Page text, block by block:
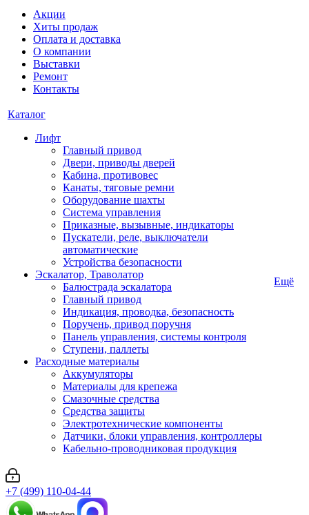
Акции
Хиты продаж
Оплата и доставка
О компании
Выставки
Ремонт
Контакты
Каталог
Лифт
Главный привод
Двери, приводы дверей
Кабина, противовес
Канаты, тяговые ремни
Оборудование шахты
Система управления
Приказные, вызывные, индикаторы
Пускатели, реле, выключатели
автоматические
Устройства безопасности
Эскалатор, Траволатор
Балюстрада эскалатора
Главный привод
Индикация, проводка, безопасность
Поручень, привод поручня
Панель управления, системы контроля
Ступени, паллеты
Расходные материалы
Аккумуляторы
Материалы для крепежа
Смазочные средства
Средства защиты
Электротехнические компоненты
Датчики, блоки управления, контроллеры
Кабельно-проводниковая продукция
Ещё
+7 (499) 110-04-44